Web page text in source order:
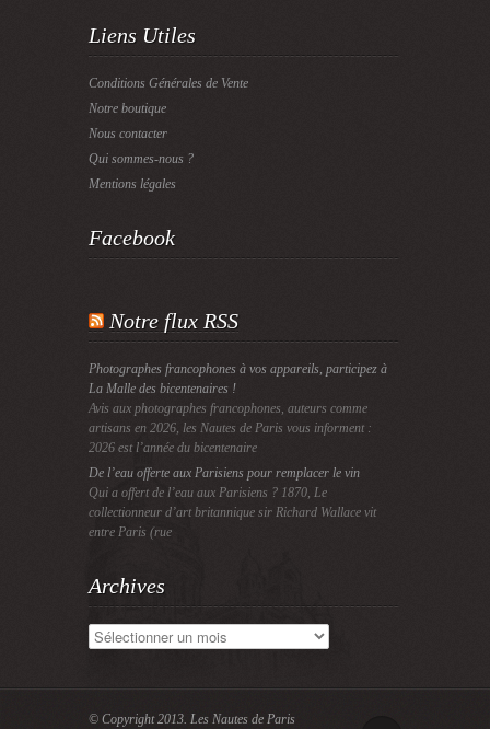
Liens Utiles
Conditions Générales de Vente
Notre boutique
Nous contacter
Qui sommes-nous ?
Mentions légales
Facebook
Notre flux RSS
Photographes francophones à vos appareils, participez à
La Malle des bicentenaires !
Avis aux photographes francophones, auteurs comme
artisans en 2026, les Nautes de Paris vous informent :
2026 est l’année du bicentenaire
De l’eau offerte aux Parisiens pour remplacer le vin
Qui a offert de l’eau aux Parisiens ? 1870, Le
collectionneur d’art britannique sir Richard Wallace vit
entre Paris (rue
Archives
Archives
© Copyright 2013. Les Nautes de Paris